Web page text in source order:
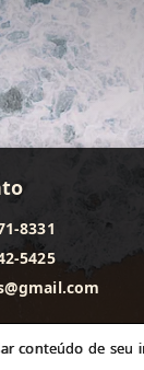
8331
5425
conteúdo de seu